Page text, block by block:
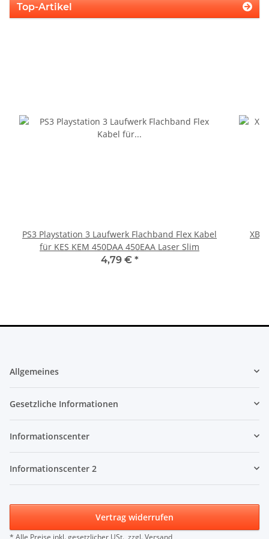
Top-Artikel
PS3 Playstation 3 Laufwerk Flachband Flex Kabel
für KES KEM 450DAA 450EAA Laser Slim
4,79 € *
Allgemeines
Gesetzliche Informationen
Informationscenter
Informationscenter 2
Vertrag widerrufen
* Alle Preise inkl. gesetzlicher USt., zzgl. Versand